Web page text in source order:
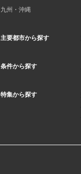
九州・沖縄
主要都市から探す
条件から探す
特集から探す